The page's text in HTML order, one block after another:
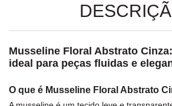
Musseline Floral Abstrato
ideal para peças fluidas e
O que é Musseline Floral Abstrato